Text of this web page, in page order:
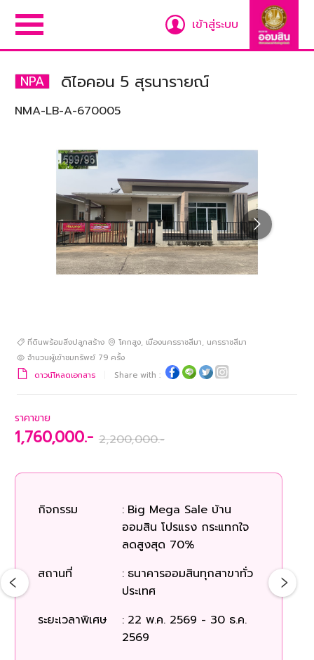
เข้าสู่ระบบ
NPA ดิไอคอน 5 สุรนารายณ์
NMA-LB-A-670005
ที่ดินพร้อมสิ่งปลูกสร้าง โคกสูง, เมืองนครราชสีมา, นครราชสีมา
จำนวนผู้เข้าชมทรัพย์ 79 ครั้ง
ดาวน์โหลดเอกสาร
Share with :
ราคาขาย
1,760,000.- 2,200,000.-
กิจกรรม : Big Mega Sale บ้าน
ออมสิน โปรแรง กระแทกใจ
ลดสูงสุด 70%
สถานที่
: ธนาคารออมสินทุกสาขาทั่ว
ประเทศ
ระยะเวลาพิเศษ
: 22 พ.ค. 2569 - 30 ธ.ค.
2569